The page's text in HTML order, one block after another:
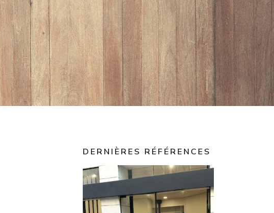
DERNIÈRES RÉFÉRENCES